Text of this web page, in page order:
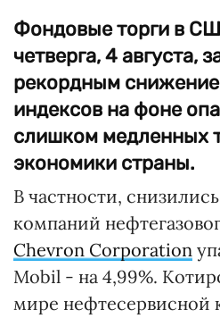
Фондовые торги в
четверга, 4 августа,
рекордным
индексов на фоне
слишком медленных
экономики страны.
В частности,
компаний
Chevron Corporation
Mobil - на 4,99%.
мире нефтесервисной